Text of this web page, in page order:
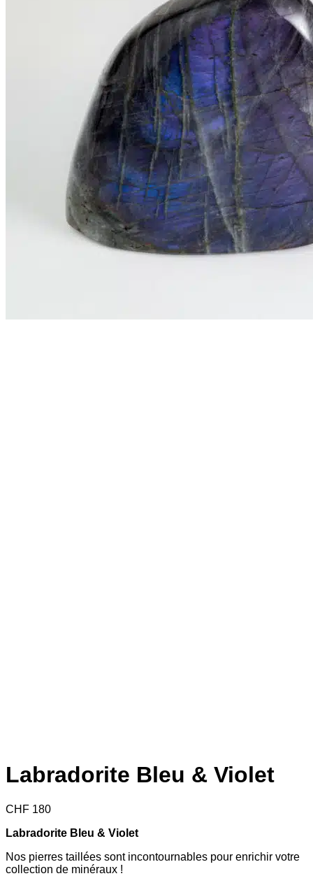
Labradorite Bleu & Violet
CHF 180
Labradorite Bleu & Violet
Nos pierres taillées sont incontournables pour enrichir votre
collection de minéraux !